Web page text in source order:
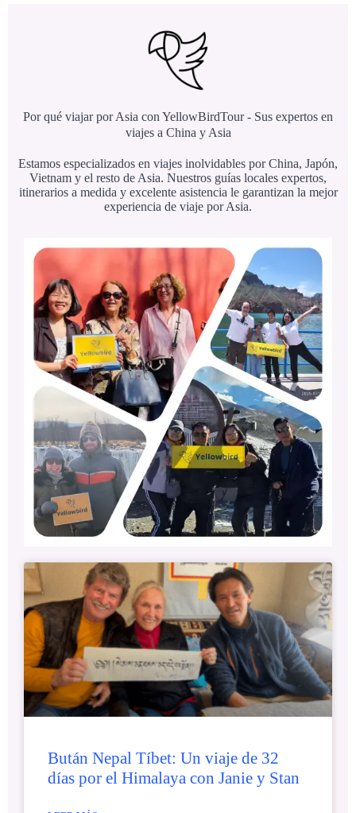
Por qué viajar por Asia con YellowBirdTour - Sus expertos en
viajes a China y Asia
Estamos especializados en viajes inolvidables por China, Japón,
Vietnam y el resto de Asia. Nuestros guías locales expertos,
itinerarios a medida y excelente asistencia le garantizan la mejor
experiencia de viaje por Asia.
Bután Nepal Tíbet: Un viaje de 32
días por el Himalaya con Janie y Stan